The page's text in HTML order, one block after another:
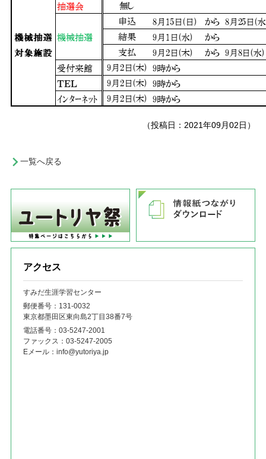
（投稿日：2021年09月02日）
一覧へ戻る
アクセス
すみだ生涯学習センター
郵便番号：131‐0032
東京都墨田区東向島2丁目38番7号
電話番号： 03-5247-2001
ファックス： 03-5247-2005
Eメール： info@yutoriya.jp